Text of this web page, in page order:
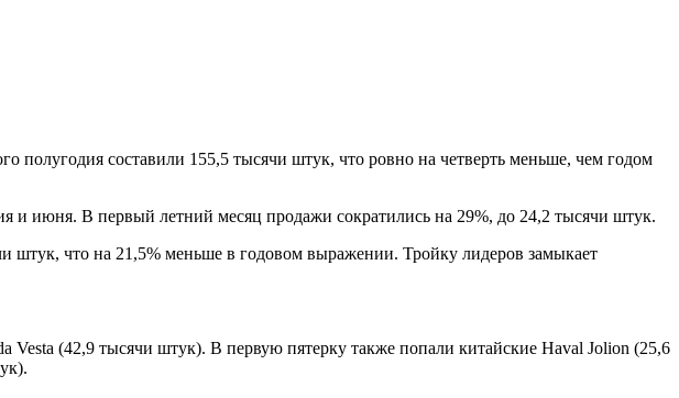
полугодия составили 155,5 тысячи штук, что ровно на четверть меньше, чем годом
и июня. В первый летний месяц продажи сократились на 29%, до 24,2 тысячи штук.
штук, что на 21,5% меньше в годовом выражении. Тройку лидеров замыкает
(42,9 тысячи штук). В первую пятерку также попали китайские Haval Jolion (25,6